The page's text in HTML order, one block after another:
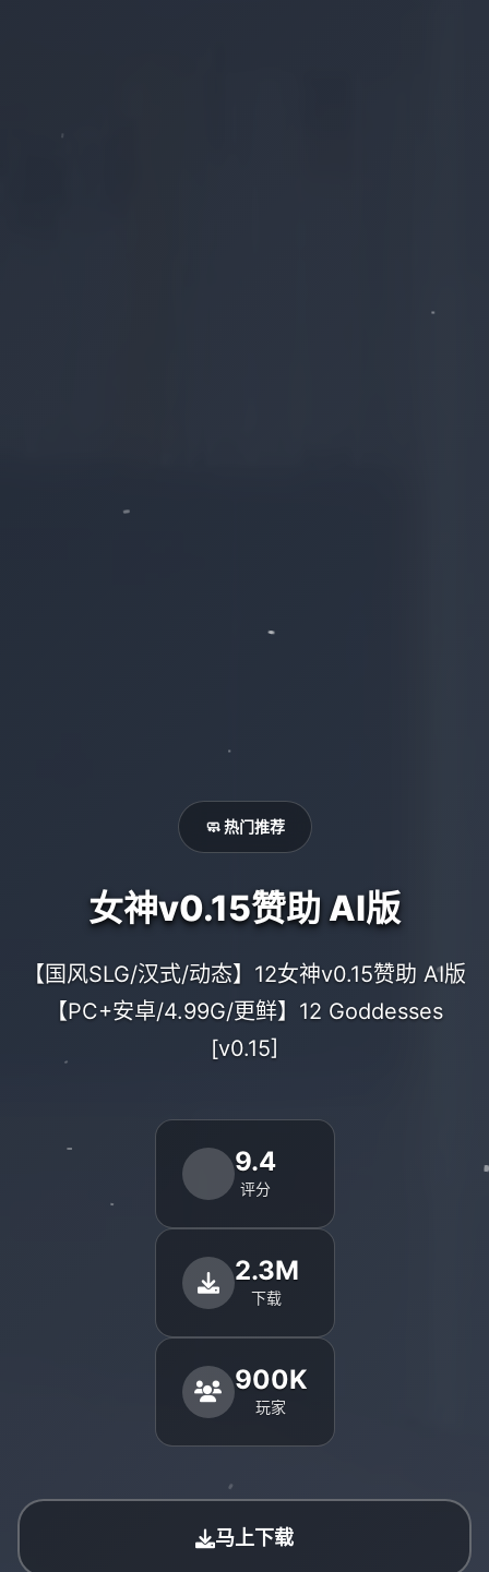
🧼 热门推荐
女神v0.15赞助 AI版
【国风SLG/汉式/动态】12女神v0.15赞助 AI版
【PC+安卓/4.99G/更鲜】12 Goddesses
[v0.15]
9.4
评分
2.3M
下载
900K
玩家
马上下载